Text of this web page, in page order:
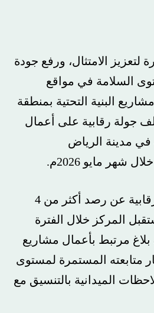
الامتثال، ورفع جودة
السلامة في مواقع
البنية التحتية بمنطقة
أكثر من 31 ألف جولة رقابية على أعمال
في مدينة الرياض
مايو 2026م.
وأسفرت الجولات الرقابية عن رصد أكثر من 4
المركز خلال الفترة
أكثر من 19 ألف بلاغ مرتبط بأعمال مشاريع
متابعته المستمرة لمستوى
الميدانية بالتنسيق مع